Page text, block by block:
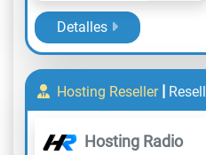
Detalles
Hosting Reseller |
Hosting Radio